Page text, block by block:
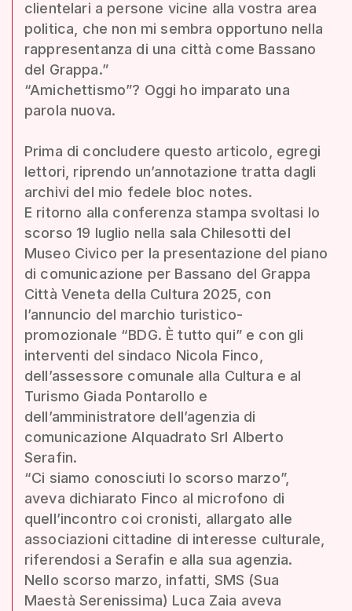
clientelari a persone vicine alla vostra area
politica, che non mi sembra opportuno nella
rappresentanza di una città come Bassano
del Grappa.”
“Amichettismo”? Oggi ho imparato una
parola nuova.
Prima di concludere questo articolo, egregi
lettori, riprendo un’annotazione tratta dagli
archivi del mio fedele bloc notes.
E ritorno alla conferenza stampa svoltasi lo
scorso 19 luglio nella sala Chilesotti del
Museo Civico per la presentazione del piano
di comunicazione per Bassano del Grappa
Città Veneta della Cultura 2025, con
l’annuncio del marchio turistico-
promozionale “BDG. È tutto qui” e con gli
interventi del sindaco Nicola Finco,
dell’assessore comunale alla Cultura e al
Turismo Giada Pontarollo e
dell’amministratore dell’agenzia di
comunicazione Alquadrato Srl Alberto
Serafin.
“Ci siamo conosciuti lo scorso marzo”,
aveva dichiarato Finco al microfono di
quell’incontro coi cronisti, allargato alle
associazioni cittadine di interesse culturale,
riferendosi a Serafin e alla sua agenzia.
Nello scorso marzo, infatti, SMS (Sua
Maestà Serenissima) Luca Zaia aveva